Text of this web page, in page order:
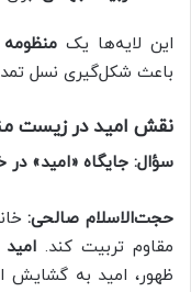
این لایه‌ها یک منظومه
باعث شکل‌گیری نسل
نقش امید در زیست
سؤال: جایگاه «امید»
حجت‌الاسلام صالحی:
مقاوم تربیت کند.
ظهور، امید به گشایش